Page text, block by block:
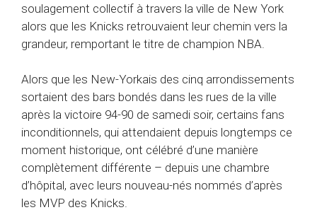
soulagement collectif à travers la ville de New York
alors que les Knicks retrouvaient leur chemin vers la
grandeur, remportant le titre de champion NBA.
Alors que les New-Yorkais des cinq arrondissements
sortaient des bars bondés dans les rues de la ville
après la victoire 94-90 de samedi soir, certains fans
inconditionnels, qui attendaient depuis longtemps ce
moment historique, ont célébré d’une manière
complètement différente – depuis une chambre
d’hôpital, avec leurs nouveau-nés nommés d’après
les MVP des Knicks.